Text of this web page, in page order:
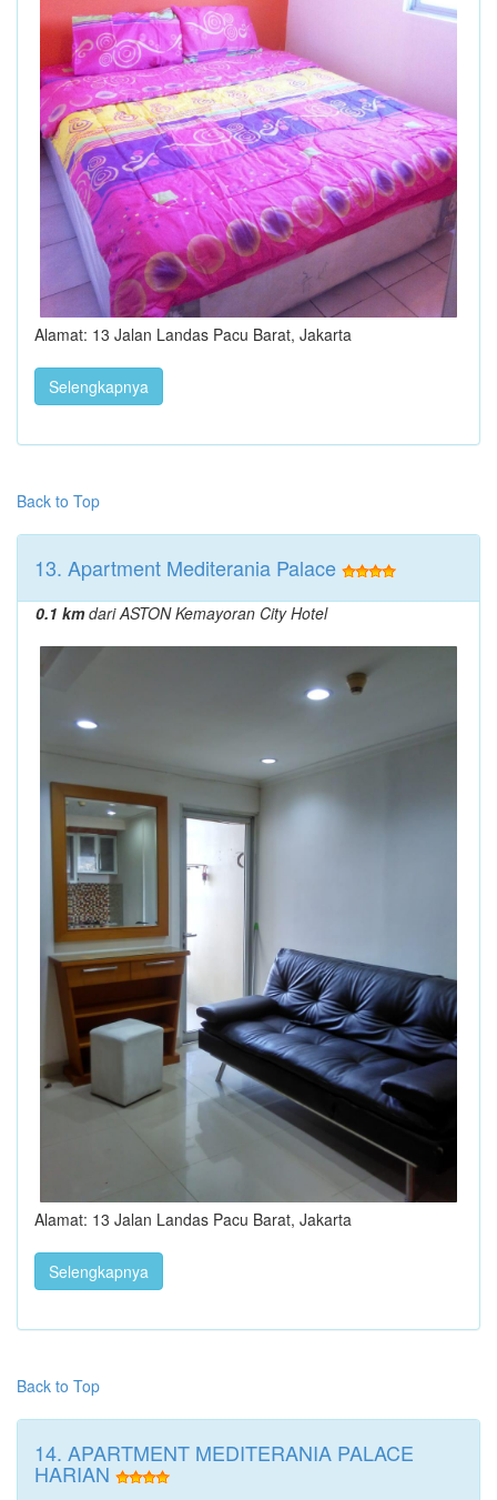
Alamat: 13 Jalan Landas Pacu Barat, Jakarta
Selengkapnya
Back to Top
13. Apartment Mediterania Palace
0.1 kmdari ASTON Kemayoran City Hotel
Alamat: 13 Jalan Landas Pacu Barat, Jakarta
Selengkapnya
Back to Top
14. APARTMENT MEDITERANIA PALACE
HARIAN